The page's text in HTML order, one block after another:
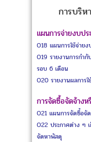
การบริห
แผนการจ่ายงบป
O18 แผนการใช้จ่าย
O19 รายงานการกำ
รอบ 6 เดือน
O20 รายงานผลการ
การจัดซื้อจัดจ้าง
O21 แผนการจัดซื้อจั
O22 ประกาศต่าง ๆ
จัดหาพัสดุ